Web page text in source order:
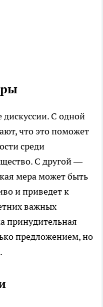
С одной
что это поможет
среди
С другой —
мера может быть
и приведет к
важных
принудительная
предложением, но